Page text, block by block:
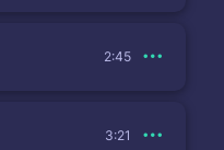
2:45
3:21